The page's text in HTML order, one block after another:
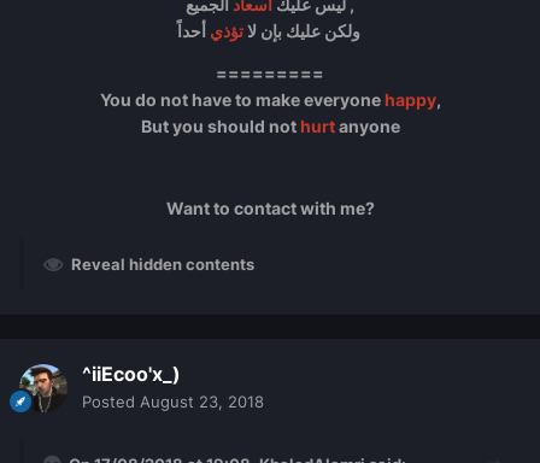
ليس عليك اسعاد
الجميع ,
ولكن عليك بإن لاتؤذي أحداً
=========
You do not have to make everyonehappy,
But you should nothurtanyone
Want to contact with me?
Reveal hidden contents
^iiEcoo'x_)
Posted August 23, 2018